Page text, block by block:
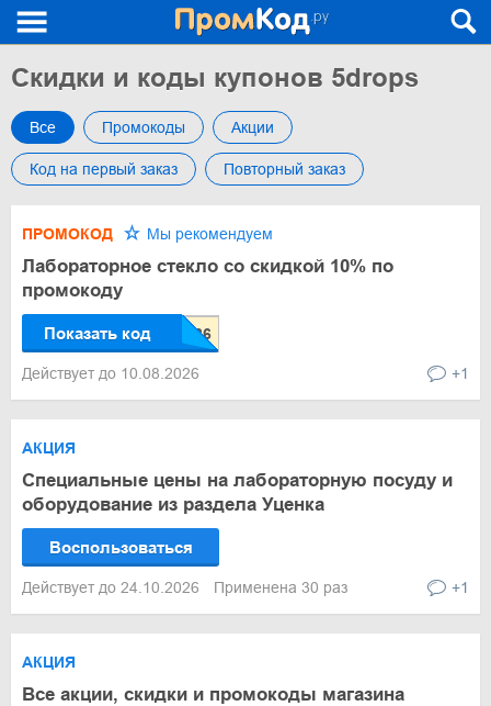
Скидки и коды купонов 5drops
Все Промокоды Акции
Код на первый заказ Повторный заказ
ПРОМОКОД Мы рекомендуем
Лабораторное стекло со скидкой 10% по
промокоду
Показать код
Действует до 10.08.2026 +1
АКЦИЯ
Специальные цены на лабораторную посуду и
оборудование из раздела Уценка
Воспользоваться
Действует до 24.10.2026 Применена 30 раз +1
АКЦИЯ
Все акции, скидки и промокоды магазина